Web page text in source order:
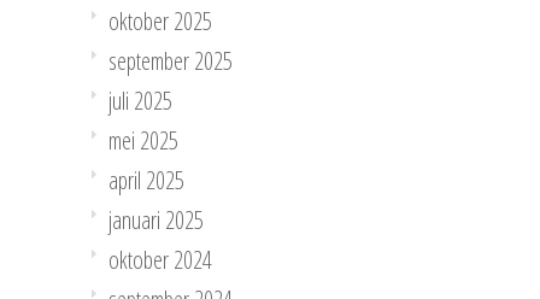
oktober 2025
september 2025
juli 2025
mei 2025
april 2025
januari 2025
oktober 2024